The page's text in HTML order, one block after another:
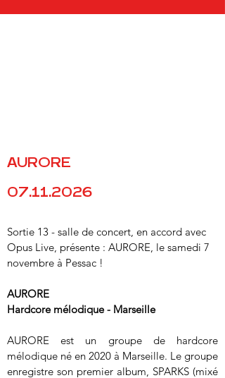
AURORE
07.11.2026
Sortie 13 - salle de concert, en accord avec
Opus Live, présente : AURORE, le samedi 7
novembre à Pessac !
AURORE
Hardcore mélodique - Marseille
AURORE est un groupe de hardcore
mélodique né en 2020 à Marseille. Le groupe
enregistre son premier album, SPARKS (mixé